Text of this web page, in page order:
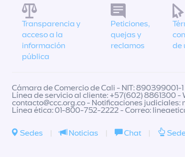
Transparencia y
acceso a la
información
pública
Peticiones,
quejas y
reclamos
de
Cámara de Comercio de Cali - NIT: 890399001-
Línea de servicio al cliente: +57(602) 8861300 -
contacto@ccc.org.co- Notificaciones judiciales:
Línea ética: 01-800-752-2222 - Correo:
Sedes | Noticias | Chat |